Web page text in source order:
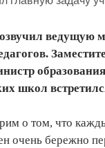
ведущую
школ
о том, что
очень бережно